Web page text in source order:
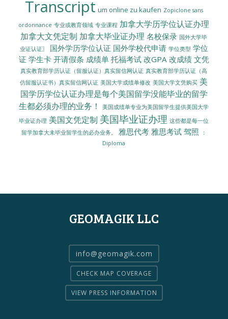
Transcript um online zu kaufen Zopiclone sans
ordonnance 专业或教育领域 专业课程 加拿大学历学位认证办理
加拿大文凭定制 加拿大毕业证办理 名校保录 国外大学毕
业证认证〗
国外学历学位认证 国外学校代申请 学位类型 学位
证 学生卡 开请假条 成绩单 托福考试 改GPA 改成绩 文凭
真实教育部学历认证（留服认证）真实留信网认证 真实教育部学历认证（高
仿留服认证书）真实留信网认证 美国大学成绩单修改 美国大学文凭购买 美
国学历学位认证办理是每个美国留学没能毕业的留学
生都必须办理的业务！
美国成绩单专业为美国留学生提供美国大学
毕业证办理 美国文凭定制 美国毕业证办理 这些都是每一位
留学加拿大未毕业留学生的必办业务。
雅思代考 雅思考试 驾照
：
Diploma
GEOMAGIK LLC
info@geomagik.com
CHECK MAP COVERAGE
VIEW PRESS INFORMATION